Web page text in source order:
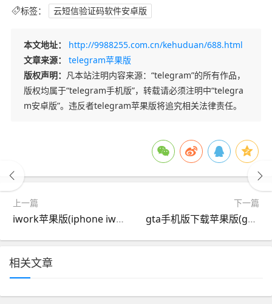
标签： 云短信验证码软件安卓版
本文地址：
http://9988255.com.cn/kehuduan/688.html
文章来源：
telegram苹果版
版权声明： 凡本站注明内容来源：“telegram”的所有作品，
版权均属于“telegram手机版”，转载请必须注明中“telegra
m安卓版”。违反者telegram苹果版将追究相关法律责任。
上一篇
iwork苹果版(iphone iwork)
下一篇
gta手机版下载苹果版(gta手机版下载苹果版免费)
相关文章